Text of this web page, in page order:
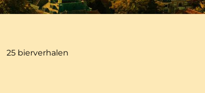
25 bierverhalen